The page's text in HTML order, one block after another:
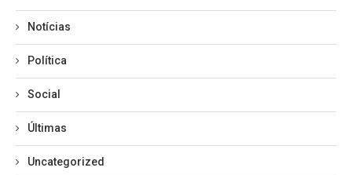
Notícias
Política
Social
Últimas
Uncategorized